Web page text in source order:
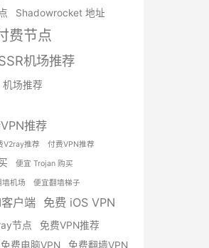
Shadowrocket 地址
费节点
机场推荐
场推荐
推荐
V2ray推荐 付费VPN推荐
便宜 Trojan 购买
墙机场 便宜翻墙梯子
户端 免费 iOS VPN
节点 免费VPN推荐
免费电脑VPN 免费翻墙VPN